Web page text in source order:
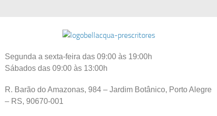
Segunda a sexta-feira das 09:00 às 19:00h
Sábados das 09:00 às 13:00h
R. Barão do Amazonas, 984 – Jardim Botânico, Porto Alegre
– RS, 90670-001